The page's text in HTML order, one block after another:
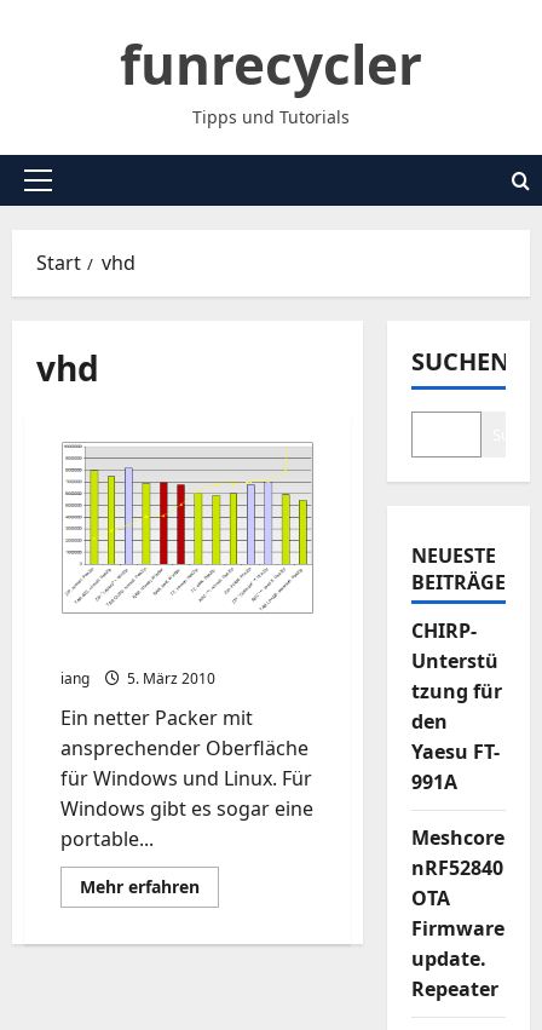
funrecycler
Tipps und Tutorials
Primäres
Start vhd
vhd
iang 5. März 2010
Ein netter Packer mit
ansprechender Oberfläche
für Windows und Linux. Für
Windows gibt es sogar eine
portable...
Mehr erfahrenMehr
Informationen
SUCHEN
NEUESTE
BEITRÄGE
CHIRP-
Unterstü
tzung für
den
Yaesu FT-
991A
Meshcore
nRF52840
OTA
Firmware
update.
Repeater